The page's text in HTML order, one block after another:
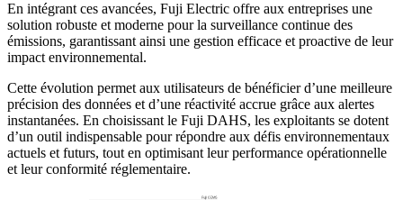
En intégrant ces avancées, Fuji Electric offre aux entreprises une
solution robuste et moderne pour la surveillance continue des
émissions, garantissant ainsi une gestion efficace et proactive de leur
impact environnemental.
Cette évolution permet aux utilisateurs de bénéficier d’une meilleure
précision des données et d’une réactivité accrue grâce aux alertes
instantanées. En choisissant le Fuji DAHS, les exploitants se dotent
d’un outil indispensable pour répondre aux défis environnementaux
actuels et futurs, tout en optimisant leur performance opérationnelle
et leur conformité réglementaire.